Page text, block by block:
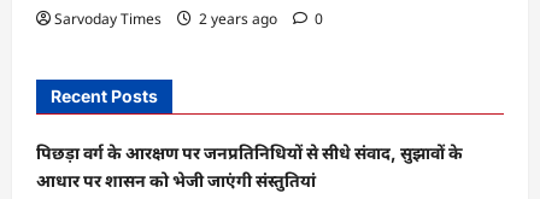
Sarvoday Times 2 years ago 0
Recent Posts
पिछड़ा वर्ग के आरक्षण पर जनप्रतिनिधियों से सीधे संवाद, सुझावों के
आधार पर शासन को भेजी जाएंगी संस्तुतियां